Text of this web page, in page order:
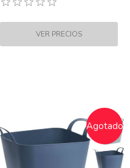
Agotado